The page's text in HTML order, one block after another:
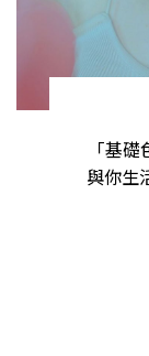
「基
與你生